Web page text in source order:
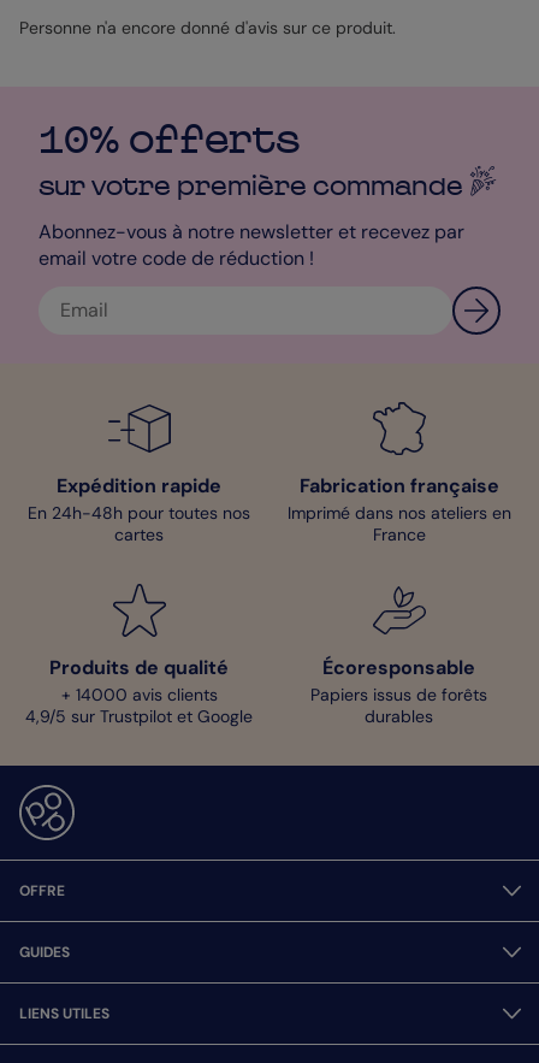
chaque souvenir prend vie à votre manière.
Personne n'a encore donné d'avis sur ce produit.
10% offerts
sur votre première commande
Abonnez-vous à notre newsletter et recevez par
email votre code de réduction !
Expédition rapide
En 24h-48h pour toutes nos
cartes
Fabrication française
Imprimé dans nos ateliers en
France
Produits de qualité
+ 14000 avis clients
4,9/5 sur Trustpilot et Google
Écoresponsable
Papiers issus de forêts
durables
OFFRE
GUIDES
LIENS UTILES